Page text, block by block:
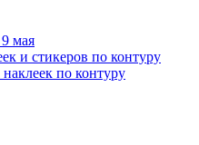
мая
и стикеров по контуру
по контуру